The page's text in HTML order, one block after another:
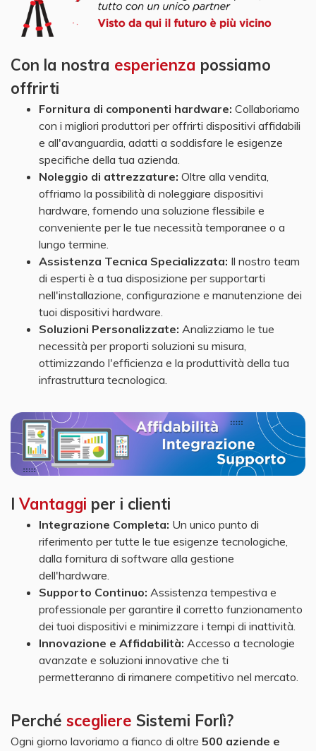
Con la nostra esperienza possiamo
offrirti
Fornitura di componenti hardware: Collaboriamo
con i migliori produttori per offrirti dispositivi affidabili
e all'avanguardia, adatti a soddisfare le esigenze
specifiche della tua azienda.
Noleggio di attrezzature: Oltre alla vendita,
offriamo la possibilità di noleggiare dispositivi
hardware, fornendo una soluzione flessibile e
conveniente per le tue necessità temporanee o a
lungo termine.
Assistenza Tecnica Specializzata: Il nostro team
di esperti è a tua disposizione per supportarti
nell'installazione, configurazione e manutenzione dei
tuoi dispositivi hardware.
Soluzioni Personalizzate: Analizziamo le tue
necessità per proporti soluzioni su misura,
ottimizzando l'efficienza e la produttività della tua
infrastruttura tecnologica.
I Vantaggi per i clienti
Integrazione Completa: Un unico punto di
riferimento per tutte le tue esigenze tecnologiche,
dalla fornitura di software alla gestione
dell'hardware.
Supporto Continuo: Assistenza tempestiva e
professionale per garantire il corretto funzionamento
dei tuoi dispositivi e minimizzare i tempi di inattività.
Innovazione e Affidabilità: Accesso a tecnologie
avanzate e soluzioni innovative che ti
permetteranno di rimanere competitivo nel mercato.
Perché scegliere Sistemi Forlì?
Ogni giorno lavoriamo a fianco di oltre 500 aziende e